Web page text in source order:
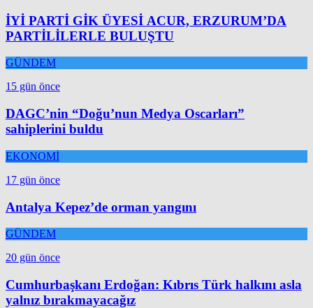
İYİ PARTİ GİK ÜYESİ ACUR, ERZURUM’DA
PARTİLİLERLE BULUŞTU
GÜNDEM
15 gün önce
DAGC’nin “Doğu’nun Medya Oscarları”
sahiplerini buldu
EKONOMİ
17 gün önce
Antalya Kepez’de orman yangını
GÜNDEM
20 gün önce
Cumhurbaşkanı Erdoğan: Kıbrıs Türk halkını asla
yalnız bırakmayacağız